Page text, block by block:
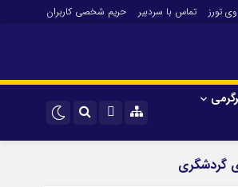
تورز تماس با سردبیر حریم شخصی کاربران
اینستاگرامصنعت و تجارت و خدمات
گردشگری